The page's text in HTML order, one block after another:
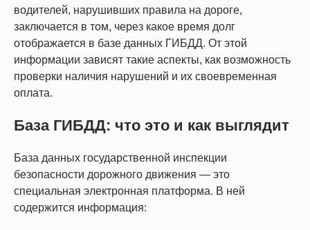
водителей, нарушивших правила на дороге,
заключается в том, через какое время долг
отображается в базе данных ГИБДД. От этой
информации зависят такие аспекты, как возможность
проверки наличия нарушений и их своевременная
оплата.
База ГИБДД: что это и как выглядит
База данных государственной инспекции
безопасности дорожного движения — это
специальная электронная платформа. В ней
содержится информация: